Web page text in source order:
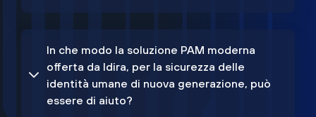
In che modo la soluzione PAM moderna
offerta da Idira, per la sicurezza delle
identità umane di nuova generazione, può
essere di aiuto?